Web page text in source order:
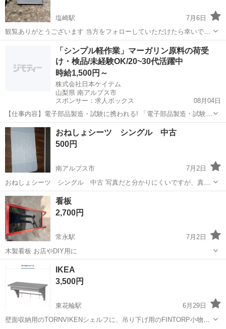
塩崎駅
7月6日
観覧ありがとうございます 当方をフォローしていただけたら幸いです
🍀 フォロー登録お待ちしてます 当方の他の投稿もご覧下さい
2025/01/21出品 汚れ、傷等あり 中古品ですのでご理解上ご購入くださ
い 現状販売 現物...
南アルプス市 塩崎駅 オフィス用家具 商店
「シンプル軽作業」マーガリン原料の荷受
け・検品/未経験OK/20~30代活躍中
時給1,500円～
株式会社日本ケイテム
山梨県 南アルプス市
スポンサー：求人ボックス
08月04日
【仕事内容】電子部品製造・試験に携われる! 「電子部品製造・試験ス
タッフ」募集/ 就業先:食事スペースあり・休憩室あり・喫煙スペース
あり パソコンやスマートフォンなどに使われる 半導体”という電子部
品を作る工場でのお仕事です。 加...
アルバイト・パート
おねしょシーツ シングル 中古
500円
南アルプス市
7月2日
おねしょシーツ シングル 中古 写真だと分かりにくいですが、真ん
中あたりが防水加工になっています。洗濯できます。オムツ外れの時
期に使用したものになります。シミ、汚れなどは見当たりませんが、
使ったものになりますのでご了承くだ...
山梨 南アルプス市
看板
2,700円
常永駅
7月2日
木製看板 お店やDIY用に
山梨
IKEA
3,500円
東花輪駅
6月29日
壁面収納用のTORNVIKENシェルフに、吊り下げ用のFINTORP小物入